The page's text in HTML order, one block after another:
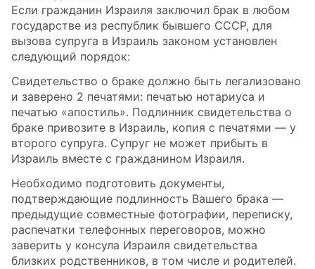
Если гражданин Израиля заключил брак в любом
государстве из республик бывшего СССР, для
вызова супруга в Израиль законом установлен
следующий порядок:
Свидетельство о браке должно быть легализовано
и заверено 2 печатями: печатью нотариуса и
печатью «апостиль». Подлинник свидетельства о
браке привозите в Израиль, копия с печатями — у
второго супруга. Супруг не может прибыть в
Израиль вместе с гражданином Израиля.
Необходимо подготовить документы,
подтверждающие подлинность Вашего брака —
предыдущие совместные фотографии, переписку,
распечатки телефонных переговоров, можно
заверить у консула Израиля свидетельства
близких родственников, в том числе и родителей.